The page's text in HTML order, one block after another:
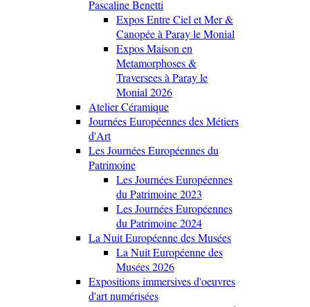
Pascaline Benetti
Expos Entre Ciel et Mer &
Canopée à Paray le Monial
Expos Maison en
Metamorphoses &
Traversees à Paray le
Monial 2026
Atelier Céramique
Journées Européennes des Métiers
d'Art
Les Journées Européennes du
Patrimoine
Les Journées Européennes
du Patrimoine 2023
Les Journées Européennes
du Patrimoine 2024
La Nuit Européenne des Musées
La Nuit Européenne des
Musées 2026
Expositions immersives d'oeuvres
d'art numérisées